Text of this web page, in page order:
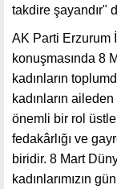
takdire şayandır"
AK Parti Erzurum
konuşmasında 8
kadınların
kadınların
önemli bir rol
fedakârlığı ve
biridir. 8 Mart
kadınlarımızın